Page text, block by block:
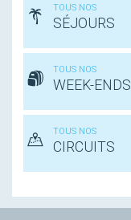
TOUS NOS
SÉJOURS
TOUS NOS
WEEK-ENDS
TOUS NOS
CIRCUITS